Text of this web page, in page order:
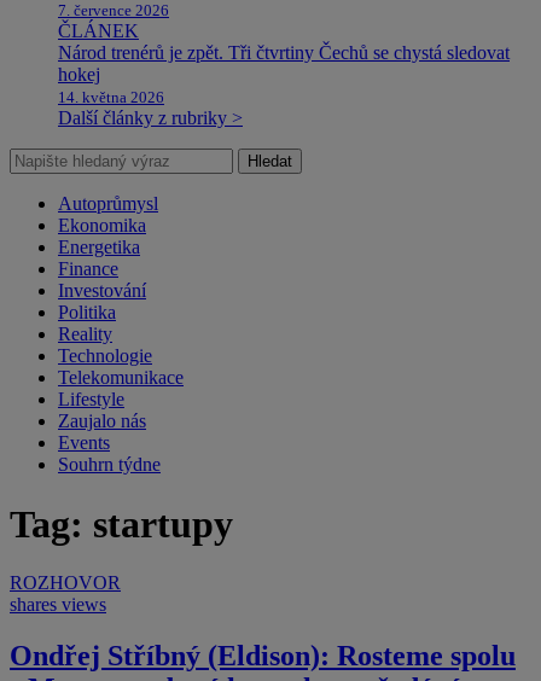
7. července 2026
ČLÁNEK
Národ trenérů je zpět. Tři čtvrtiny Čechů se chystá sledovat
hokej
14. května 2026
Další články z rubriky >
Hledat
Autoprůmysl
Ekonomika
Energetika
Finance
Investování
Politika
Reality
Technologie
Telekomunikace
Lifestyle
Zaujalo nás
Events
Souhrn týdne
Tag: startupy
ROZHOVOR
shares views
Ondřej Stříbný (Eldison): Rosteme spolu